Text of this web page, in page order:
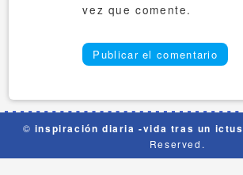
vez que comente.
© inspiración diaria -vida tras un ictus
Reserved.